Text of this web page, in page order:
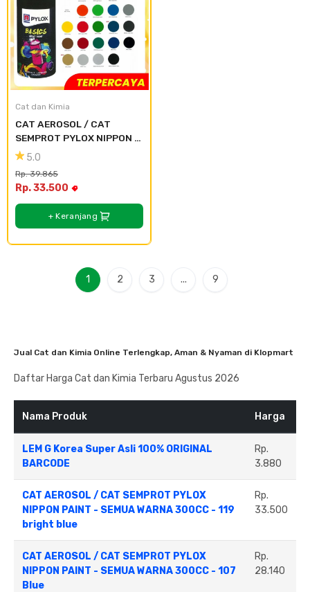
Cat dan Kimia
CAT AEROSOL / CAT
SEMPROT PYLOX NIPPON
PAINT - SEMUA WARNA
5.0
Rp. 39.865
Rp. 33.500
+ Keranjang
1 2 3 ... 9
Jual Cat dan Kimia Online Terlengkap, Aman & Nyaman di Klopmart
Daftar Harga Cat dan Kimia Terbaru Agustus 2026
Nama Produk Harga
LEM G Korea Super Asli 100% ORIGINAL
BARCODE
Rp.
3.880
CAT AEROSOL / CAT SEMPROT PYLOX
NIPPON PAINT - SEMUA WARNA 300CC - 119
bright blue
Rp.
33.500
CAT AEROSOL / CAT SEMPROT PYLOX
NIPPON PAINT - SEMUA WARNA 300CC - 107
Blue
Rp.
28.140